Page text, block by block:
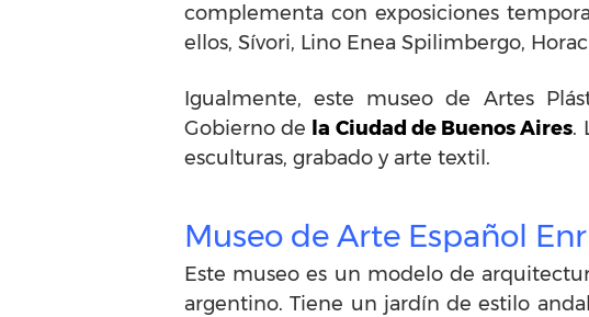
complementa con exposiciones
ellos, Sívori, Lino Enea Spilimbergo,
Igualmente, este museo de Artes
Gobierno de la Ciudad de Buenos Aires.
esculturas, grabado y arte textil.
Museo de Arte Español
Este museo es un modelo de
argentino. Tiene un jardín de estilo